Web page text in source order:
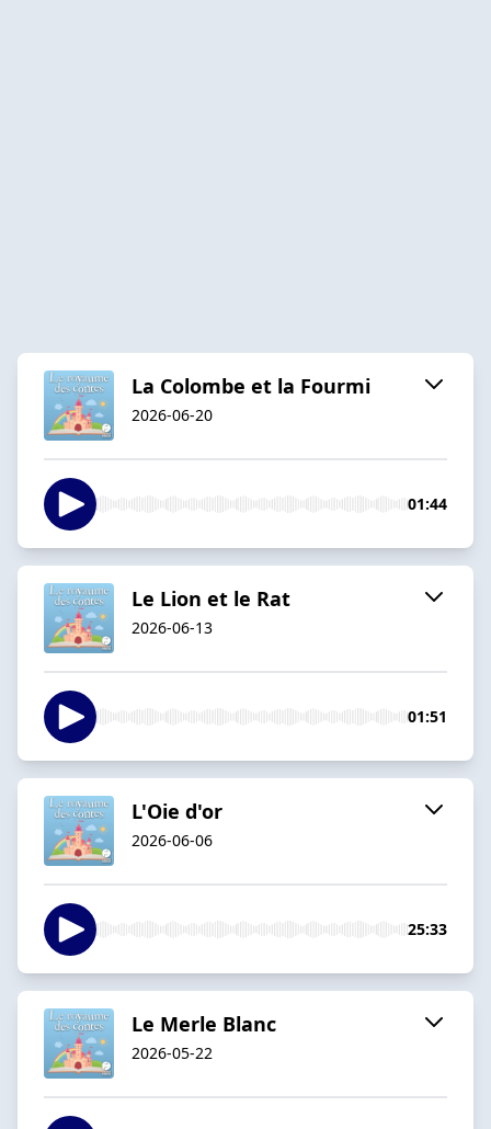
La Colombe et la Fourmi
2026-06-20
01:44
Le Lion et le Rat
2026-06-13
01:51
L'Oie d'or
2026-06-06
25:33
Le Merle Blanc
2026-05-22